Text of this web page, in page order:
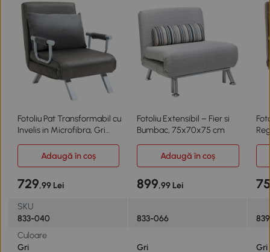
Fotoliu Pat Transformabil cu
Invelis in Microfibra, Gri
Fotoliu Extensibil – Fier si
Bumbac, 75x70x75 cm
Adaugă în coș Adaugă în coș
729,99 Lei 899,99 Lei
SKU
833-040
833-066
Culoare
Gri
Gri
Gri